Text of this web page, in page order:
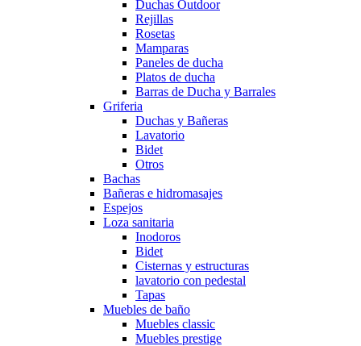
Duchas Outdoor
Rejillas
Rosetas
Mamparas
Paneles de ducha
Platos de ducha
Barras de Ducha y Barrales
Griferia
Duchas y Bañeras
Lavatorio
Bidet
Otros
Bachas
Bañeras e hidromasajes
Espejos
Loza sanitaria
Inodoros
Bidet
Cisternas y estructuras
lavatorio con pedestal
Tapas
Muebles de baño
Muebles classic
Muebles prestige